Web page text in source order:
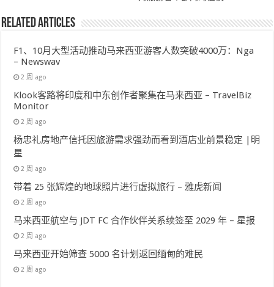
Related Articles
F1、10月大型活动推动马来西亚游客人数突破4000万：Nga
– Newswav
2 周 ago
Klook客路将印度和中东创作者聚集在马来西亚 – TravelBiz
Monitor
2 周 ago
杨忠礼房地产信托因旅游需求强劲而看到酒店业前景稳定 |明
星
2 周 ago
带着 25 张辉煌的地球照片进行虚拟旅行 – 雅虎新闻
2 周 ago
马来西亚航空与 JDT FC 合作伙伴关系续签至 2029 年 – 星报
2 周 ago
马来西亚开始筛查 5000 名计划返回缅甸的难民
2 周 ago